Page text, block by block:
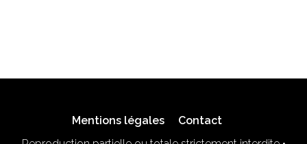
Mentions légales
Contact